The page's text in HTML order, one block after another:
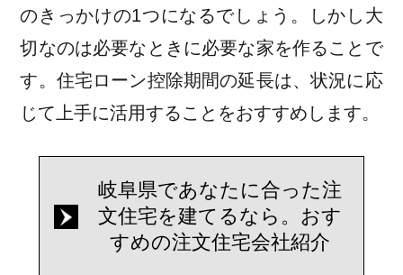
のきっかけの1つになるでしょう。しかし大
切なのは必要なときに必要な家を作ることで
す。住宅ローン控除期間の延長は、状況に応
じて上手に活用することをおすすめします。
岐阜県であなたに合った注
文住宅を建てるなら。おす
すめの注文住宅会社紹介